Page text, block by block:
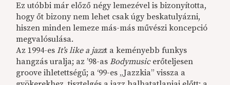
Ez utóbbi már előző négy lemezével is bizonyította,
hogy őt bizony nem lehet csak úgy beskatulyázni,
hiszen minden lemeze más-más művészi koncepció
megvalósulása.
Az 1994-esIt’s like a jazzt a keményebb funkys
hangzás uralja; az ’98-asBodymusicerőteljesen
groove ihletettségű; a ‘99-es „Jazzkia” vissza a